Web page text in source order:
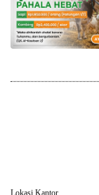
Lokasi Kantor